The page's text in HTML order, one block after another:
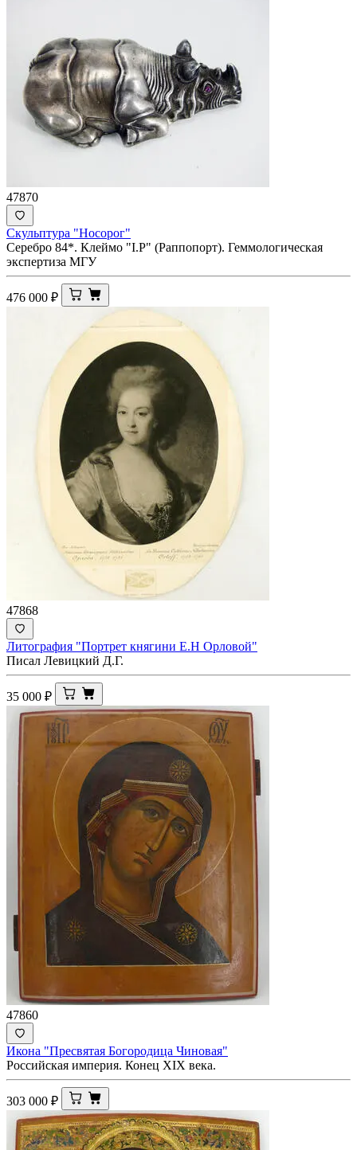
47870
Скульптура "Носорог"
Серебро 84*. Клеймо "I.Р" (Раппопорт). Геммологическая
экспертиза МГУ
476 000 ₽
47868
Литография "Портрет княгини Е.Н Орловой"
Писал Левицкий Д.Г.
35 000 ₽
47860
Икона "Пресвятая Богородица Чиновая"
Российская империя. Конец XIX века.
303 000 ₽